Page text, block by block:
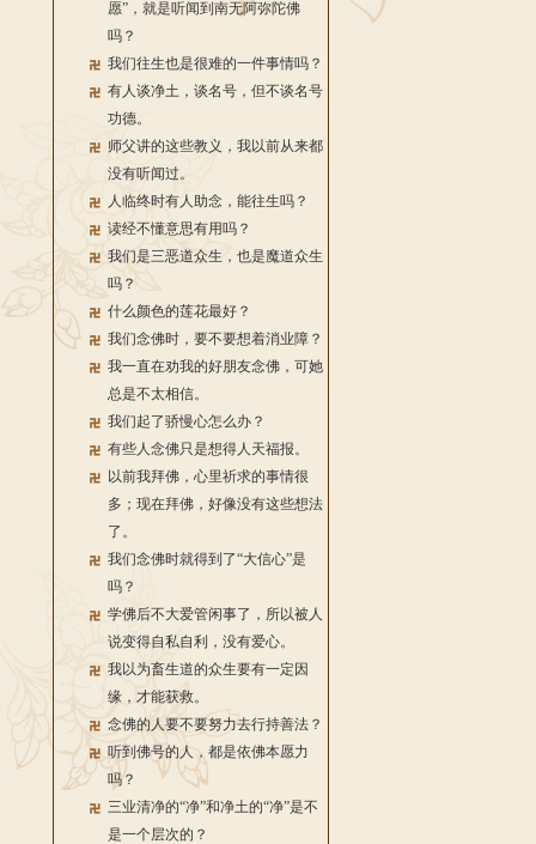
愿”，就是听闻到南无阿弥陀佛
吗？
我们往生也是很难的一件事情吗？
有人谈净土，谈名号，但不谈名号
功德。
师父讲的这些教义，我以前从来都
没有听闻过。
人临终时有人助念，能往生吗？
读经不懂意思有用吗？
我们是三恶道众生，也是魔道众生
吗？
什么颜色的莲花最好？
我们念佛时，要不要想着消业障？
我一直在劝我的好朋友念佛，可她
总是不太相信。
我们起了骄慢心怎么办？
有些人念佛只是想得人天福报。
以前我拜佛，心里祈求的事情很
多；现在拜佛，好像没有这些想法
了。
我们念佛时就得到了“大信心”是
吗？
学佛后不大爱管闲事了，所以被人
说变得自私自利，没有爱心。
我以为畜生道的众生要有一定因
缘，才能获救。
念佛的人要不要努力去行持善法？
听到佛号的人，都是依佛本愿力
吗？
三业清净的“净”和净土的“净”是不
是一个层次的？